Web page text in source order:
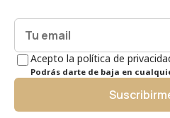
Acepto la política de
Podrás darte de baja en